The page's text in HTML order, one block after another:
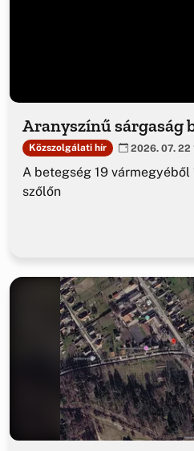
Aranyszínű sárgaság
Közszolgálati hír 2026. 07. 22
A betegség 19 vármegyéből
szőlőn